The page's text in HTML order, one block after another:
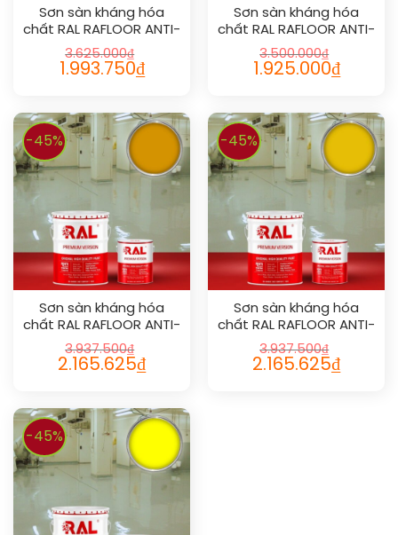
Sơn sàn kháng hóa
chất RAL RAFLOOR ANTI-
CHEM 1027
3.625.000₫
1.993.750₫
Sơn sàn kháng hóa
chất RAL RAFLOOR ANTI-
CHEM 1019
3.500.000₫
1.925.000₫
-45%
Sơn sàn kháng hóa
chất RAL RAFLOOR ANTI-
CHEM 1007
3.937.500₫
2.165.625₫
-45%
Sơn sàn kháng hóa
chất RAL RAFLOOR ANTI-
CHEM 1023
3.937.500₫
2.165.625₫
-45%